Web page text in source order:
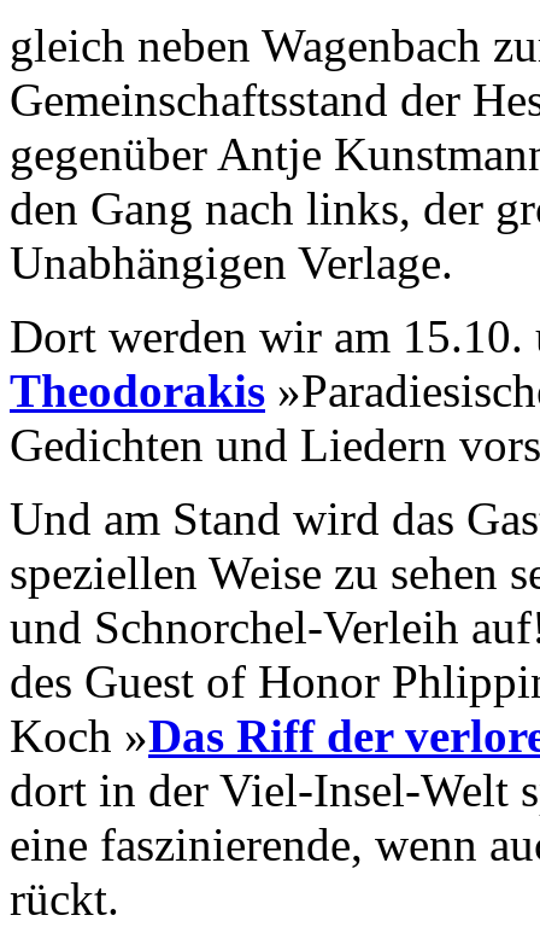
gleich neben Wagenbach
Gemeinschaftsstand der
gegenüber Antje
den Gang nach links, der
Unabhängigen Verlage.
Dort werden wir am
Theodorakis
Gedichten und Liedern
Und am Stand wird das
speziellen Weise zu sehen
und Schnorchel-Verleih
des Guest of Honor
Koch »Das Riff der
dort in der Viel-Insel-Welt
eine faszinierende, wenn
rückt.